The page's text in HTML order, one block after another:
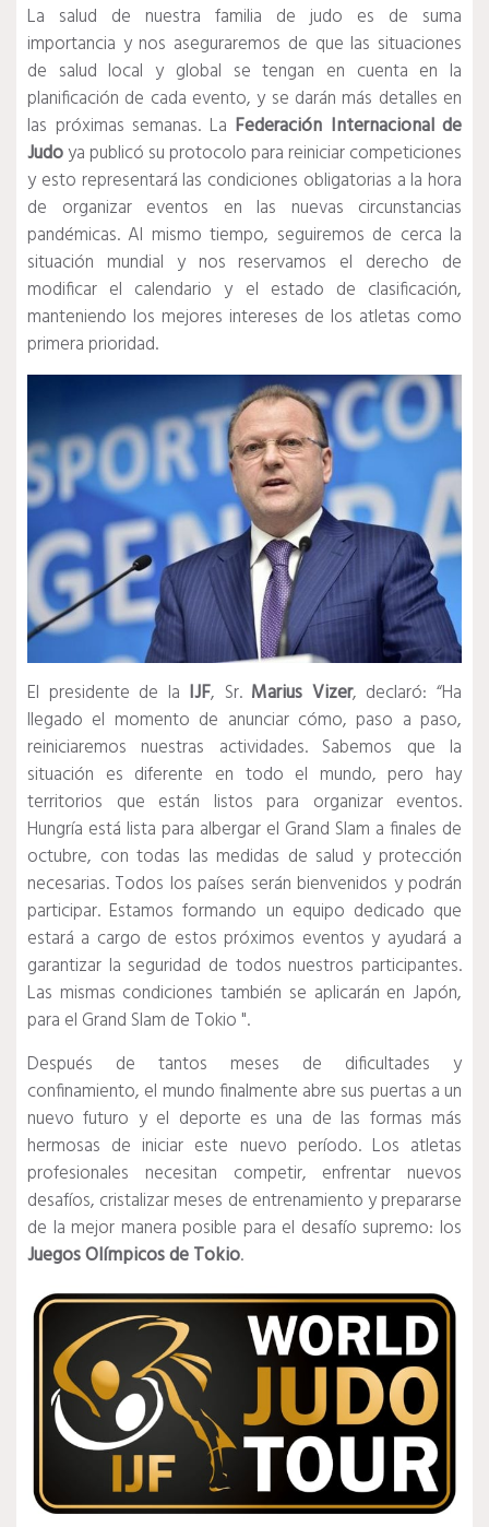
La salud de nuestra familia de judo es de suma
importancia y nos aseguraremos de que las situaciones
de salud local y global se tengan en cuenta en la
planificación de cada evento, y se darán más detalles en
las próximas semanas. La Federación Internacional de
Judoya publicó su protocolo para reiniciar competiciones
y esto representará las condiciones obligatorias a la hora
de organizar eventos en las nuevas circunstancias
pandémicas. Al mismo tiempo, seguiremos de cerca la
situación mundial y nos reservamos el derecho de
modificar el calendario y el estado de clasificación,
manteniendo los mejores intereses de los atletas como
primera prioridad.
El presidente de la IJF, Sr. Marius Vizer, declaró: “Ha
llegado el momento de anunciar cómo, paso a paso,
reiniciaremos nuestras actividades. Sabemos que la
situación es diferente en todo el mundo, pero hay
territorios que están listos para organizar eventos.
Hungría está lista para albergar el Grand Slam a finales de
octubre, con todas las medidas de salud y protección
necesarias. Todos los países serán bienvenidos y podrán
participar. Estamos formando un equipo dedicado que
estará a cargo de estos próximos eventos y ayudará a
garantizar la seguridad de todos nuestros participantes.
Las mismas condiciones también se aplicarán en Japón,
para el Grand Slam de Tokio ".
Después de tantos meses de dificultades y
confinamiento, el mundo finalmente abre sus puertas a un
nuevo futuro y el deporte es una de las formas más
hermosas de iniciar este nuevo período. Los atletas
profesionales necesitan competir, enfrentar nuevos
desafíos, cristalizar meses de entrenamiento y prepararse
de la mejor manera posible para el desafío supremo: los
Juegos Olímpicos de Tokio.